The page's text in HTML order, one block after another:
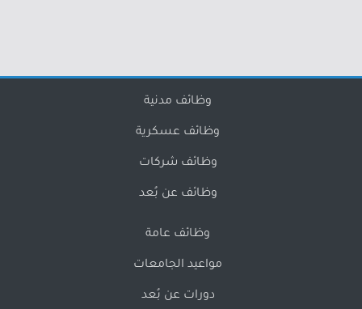
وظائف مدنية
وظائف عسكرية
وظائف شركات
وظائف عن بُعد
وظائف عامة
مواعيد الجامعات
دورات عن بُعد